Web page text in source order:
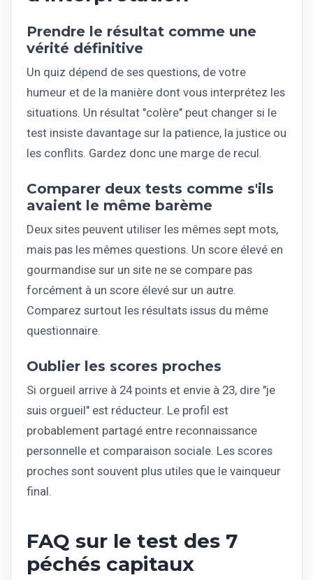
Prendre le résultat comme une
vérité définitive
Un quiz dépend de ses questions, de votre
humeur et de la manière dont vous interprétez les
situations. Un résultat "colère" peut changer si le
test insiste davantage sur la patience, la justice ou
les conflits. Gardez donc une marge de recul.
Comparer deux tests comme s'ils
avaient le même barème
Deux sites peuvent utiliser les mêmes sept mots,
mais pas les mêmes questions. Un score élevé en
gourmandise sur un site ne se compare pas
forcément à un score élevé sur un autre.
Comparez surtout les résultats issus du même
questionnaire.
Oublier les scores proches
Si orgueil arrive à 24 points et envie à 23, dire "je
suis orgueil" est réducteur. Le profil est
probablement partagé entre reconnaissance
personnelle et comparaison sociale. Les scores
proches sont souvent plus utiles que le vainqueur
final.
FAQ sur le test des 7
péchés capitaux